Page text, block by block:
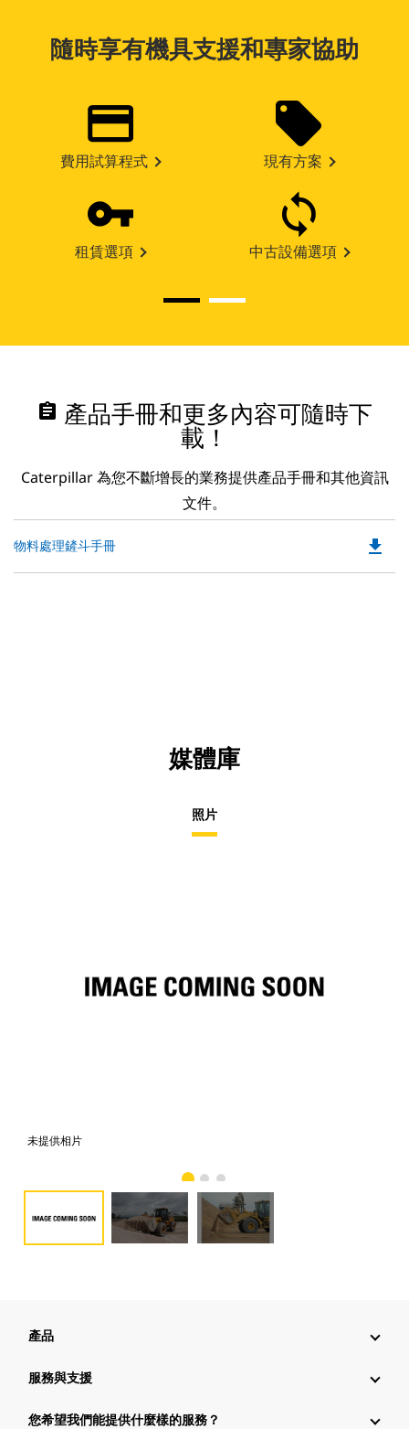
隨時享有機具支援和專家協助
費用試算程式 現有方案
租賃選項 中古設備選項
assignment 產品手冊和更多內容可隨時下
載！
Caterpillar 為您不斷增長的業務提供產品手冊和其他資訊
文件。
物料處理鏟斗手冊 file_download
媒體庫
照片
未提供相片
產品
服務與支援
您希望我們能提供什麼樣的服務？